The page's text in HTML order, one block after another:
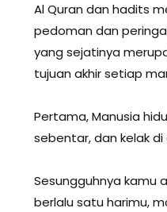
Al Quran dan hadits
pedoman dan
yang sejatinya
tujuan akhir setiap
Pertama, Manusia
sebentar, dan kelak di
Sesungguhnya kamu
berlalu satu harimu,